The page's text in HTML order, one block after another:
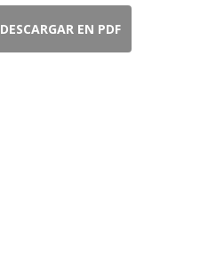
DESCARGAR EN PDF